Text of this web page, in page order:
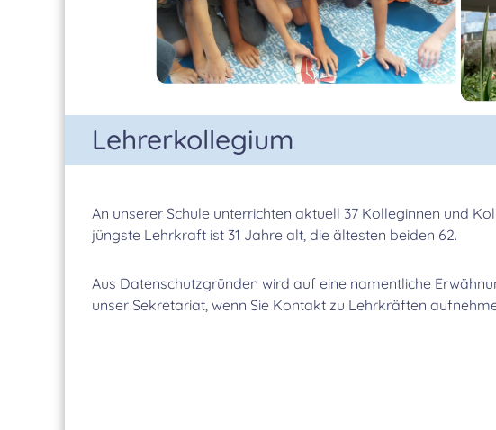
Lehrerkollegium
An unserer Schule unterrichten aktuell 37 Kolleginnen und
jüngste Lehrkraft ist 31 Jahre alt, die ältesten beiden 62.
Aus Datenschutzgründen wird auf eine namentliche
unser Sekretariat, wenn Sie Kontakt zu Lehrkräften